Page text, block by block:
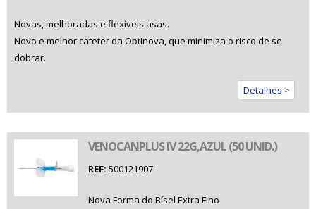
Novas, melhoradas e flexíveis asas.
Novo e melhor cateter da Optinova, que minimiza o risco de se
dobrar.
Detalhes >
VENOCANPLUS IV 22G,AZUL (50 UNID.)
REF: 500121907
Nova Forma do Bísel Extra Fino